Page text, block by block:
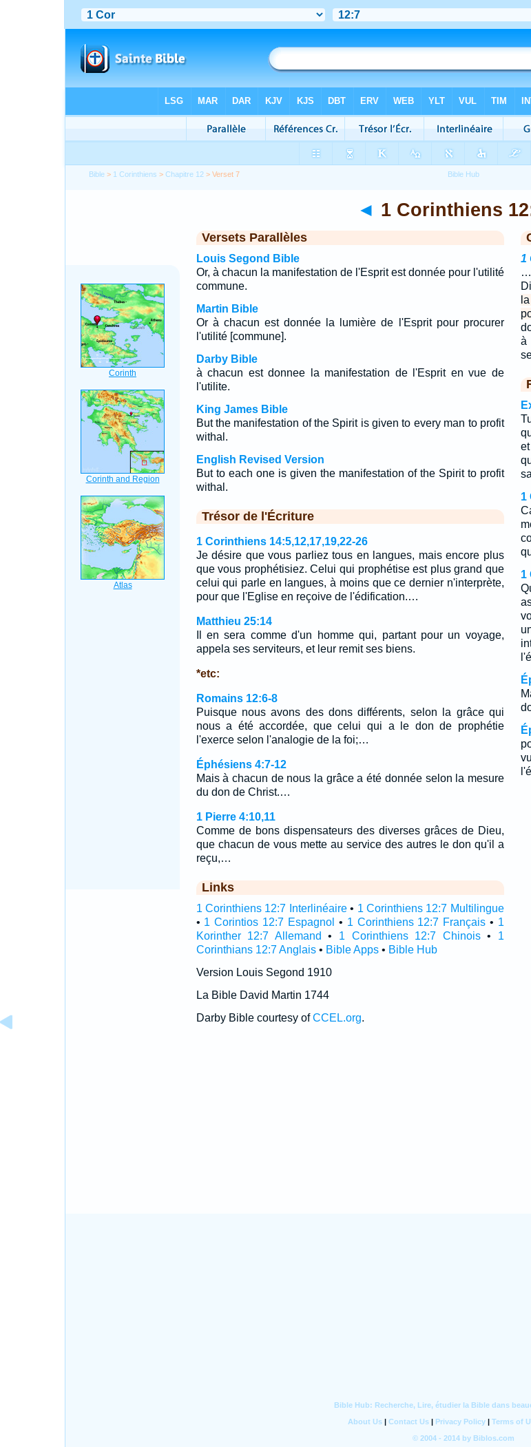
Bible > 1 Corinthiens >Chapitre 12 > Verset 7
◄ 1 Corinthiens
Versets Parallèles
Louis Segond Bible
Or, à chacun la manifestation de l'Esprit est donnée pour l'utilité
commune.
Martin Bible
Or à chacun est donnée la lumière de l'Esprit pour procurer
l'utilité [commune].
Darby Bible
à chacun est donnee la manifestation de l'Esprit en vue de
l'utilite.
King James Bible
But the manifestation of the Spirit is given to every man to profit
withal.
English Revised Version
But to each one is given the manifestation of the Spirit to profit
withal.
Trésor de l'Écriture
1 Corinthiens 14:5,12,17,19,22-26
Je désire que vous parliez tous en langues, mais encore plus
que vous prophétisiez. Celui qui prophétise est plus grand que
celui qui parle en langues, à moins que ce dernier n'interprète,
pour que l'Eglise en reçoive de l'édification.…
Matthieu 25:14
Il en sera comme d'un homme qui, partant pour un voyage,
appela ses serviteurs, et leur remit ses biens.
*etc:
Romains 12:6-8
Puisque nous avons des dons différents, selon la grâce qui
nous a été accordée, que celui qui a le don de prophétie
l'exerce selon l'analogie de la foi;…
Éphésiens 4:7-12
Mais à chacun de nous la grâce a été donnée selon la mesure
du don de Christ.…
1 Pierre 4:10,11
Comme de bons dispensateurs des diverses grâces de Dieu,
que chacun de vous mette au service des autres le don qu'il a
reçu,…
Links
1 Corinthiens 12:7 Interlinéaire• 1 Corinthiens 12:7 Multilingue
• 1 Corintios 12:7 Espagnol • 1 Corinthiens 12:7 Français • 1
Korinther 12:7 Allemand
• 1 Corinthiens 12:7 Chinois• 1
Corinthians 12:7 Anglais• Bible Apps• Bible Hub
Version Louis Segond 1910
La Bible David Martin 1744
Darby Bible courtesy ofCCEL.org.
1
…
à
1
1